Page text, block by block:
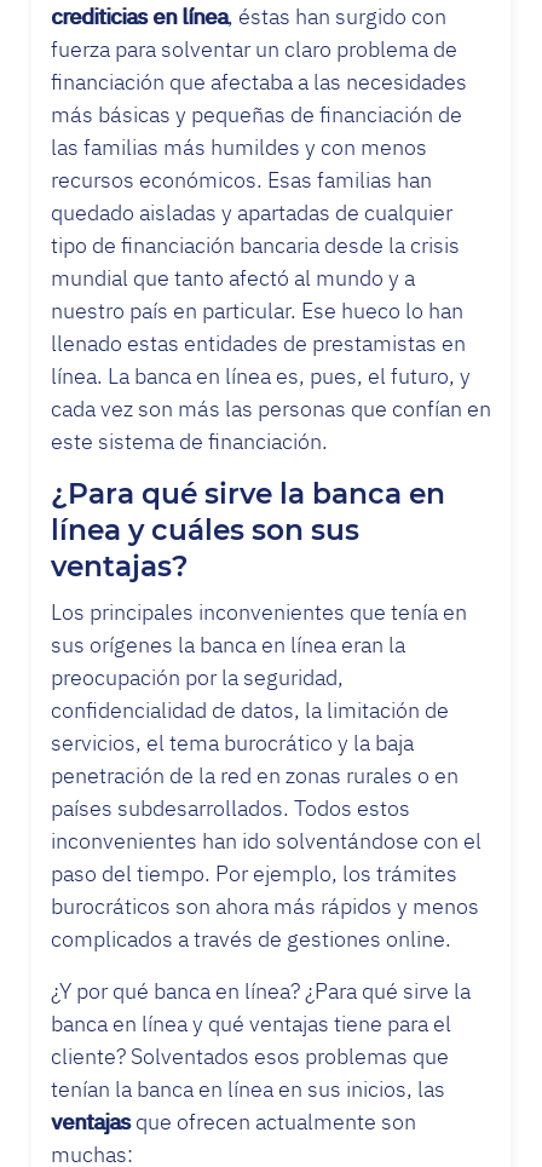
crediticias en línea, éstas han surgido con
fuerza para solventar un claro problema de
financiación que afectaba a las necesidades
más básicas y pequeñas de financiación de
las familias más humildes y con menos
recursos económicos. Esas familias han
quedado aisladas y apartadas de cualquier
tipo de financiación bancaria desde la crisis
mundial que tanto afectó al mundo y a
nuestro país en particular. Ese hueco lo han
llenado estas entidades de prestamistas en
línea. La banca en línea es, pues, el futuro, y
cada vez son más las personas que confían en
este sistema de financiación.
¿Para qué sirve la banca en
línea y cuáles son sus
ventajas?
Los principales inconvenientes que tenía en
sus orígenes la banca en línea eran la
preocupación por la seguridad,
confidencialidad de datos, la limitación de
servicios, el tema burocrático y la baja
penetración de la red en zonas rurales o en
países subdesarrollados. Todos estos
inconvenientes han ido solventándose con el
paso del tiempo. Por ejemplo, los trámites
burocráticos son ahora más rápidos y menos
complicados a través de gestiones online.
¿Y por qué banca en línea? ¿Para qué sirve la
banca en línea y qué ventajas tiene para el
cliente? Solventados esos problemas que
tenían la banca en línea en sus inicios, las
ventajasque ofrecen actualmente son
muchas: